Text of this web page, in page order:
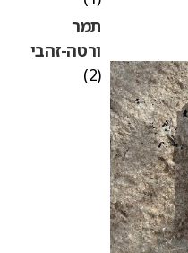
תמר
ורטה-זהבי
(2)